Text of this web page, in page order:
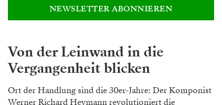
NEWSLETTER ABONNIEREN
Von der Leinwand in die
Vergangenheit blicken
Ort der Handlung sind die 30er-Jahre: Der Komponist
Werner Richard Heymann revolutioniert die